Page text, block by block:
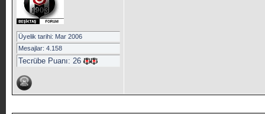
Üyelik tarihi: Mar 2006
Mesajlar: 4.158
Tecrübe Puanı: 26